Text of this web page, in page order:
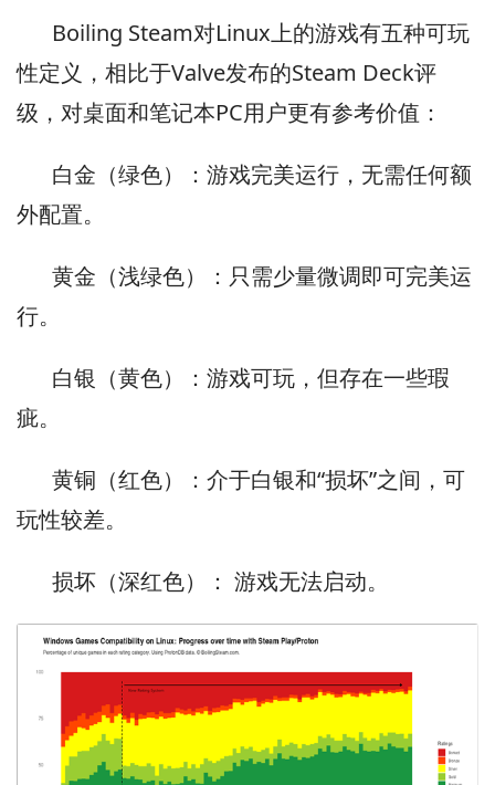
Boiling Steam对Linux上的游戏有五种可玩
性定义，相比于Valve发布的Steam Deck评
级，对桌面和笔记本PC用户更有参考价值：
白金（绿色）：游戏完美运行，无需任何额
外配置。
黄金（浅绿色）：只需少量微调即可完美运
行。
白银（黄色）：游戏可玩，但存在一些瑕
疵。
黄铜（红色）：介于白银和“损坏”之间，可
玩性较差。
损坏（深红色）： 游戏无法启动。